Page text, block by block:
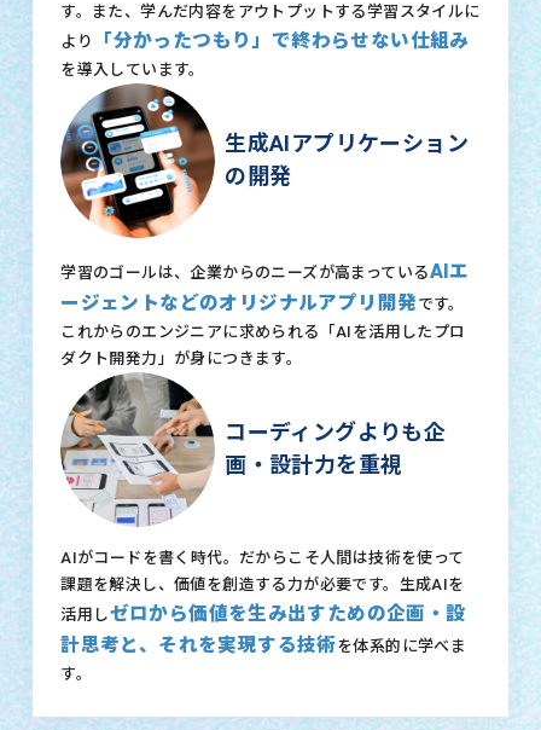
す。また、学んだ内容をアウトプットする学習スタイルに
より
「分かったつもり」で終わらせない仕組み
を導入しています。
生成AIアプリケーション
の開発
学習のゴールは、企業からのニーズが高まっているAIエ
ージェントなどのオリジナルアプリ開発です。
これからのエンジニアに求められる「AIを活用したプロ
ダクト開発力」が身につきます。
コーディングよりも企
画・設計力を重視
AIがコードを書く時代。だからこそ人間は技術を使って
課題を解決し、価値を創造する力が必要です。生成AIを
活用しゼロから価値を生み出すための企画・設
計思考と、それを実現する技術を体系的に学べま
す。